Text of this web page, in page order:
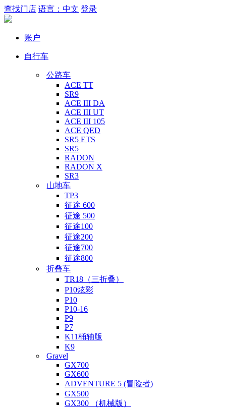
查找门店 语言：中文 登录
账户
自行车
公路车
ACE TT
SR9
ACE III DA
ACE III UT
ACE III 105
ACE QED
SR5 ETS
SR5
RADON
RADON X
SR3
山地车
TP3
征途 600
征途 500
征途100
征途200
征途700
征途800
折叠车
TR18（三折叠）
P10炫彩
P10
P10-16
P9
P7
K11桶轴版
K9
Gravel
GX700
GX600
ADVENTURE 5 (冒险者)
GX500
GX300 （机械版）